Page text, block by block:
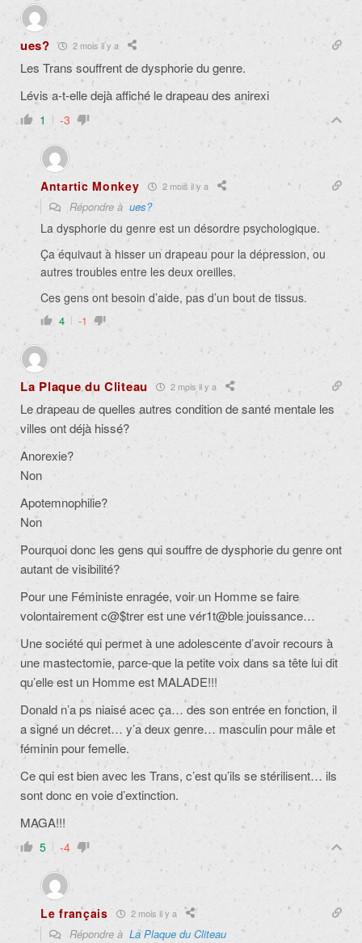
ues? 2 mois il y a
Les Trans souffrent de dysphorie du genre.
Lévis a-t-elle dejà affiché le drapeau des anirexi
1 -3
Antartic Monkey 2 mois il y a
Répondre à ues?
La dysphorie du genre est un désordre psychologique.
Ça équivaut à hisser un drapeau pour la dépression, ou
autres troubles entre les deux oreilles.
Ces gens ont besoin d’aide, pas d’un bout de tissus.
4 -1
La Plaque du Cliteau 2 mois il y a
Le drapeau de quelles autres condition de santé mentale les
villes ont déjà hissé?
Anorexie?
Non
Apotemnophilie?
Non
Pourquoi donc les gens qui souffre de dysphorie du genre ont
autant de visibilité?
Pour une Féministe enragée, voir un Homme se faire
volontairement c@$trer est une vér1t@ble jouissance…
Une société qui permet à une adolescente d’avoir recours à
une mastectomie, parce-que la petite voix dans sa tête lui dit
qu’elle est un Homme est MALADE!!!
Donald n’a ps niaisé acec ça… des son entrée en fonction, il
a signé un décret… y’a deux genre… masculin pour mâle et
féminin pour femelle.
Ce qui est bien avec les Trans, c’est qu’ils se stérilisent… ils
sont donc en voie d’extinction.
MAGA!!!
5 -4
Le français 2 mois il y a
Répondre à La Plaque du Cliteau